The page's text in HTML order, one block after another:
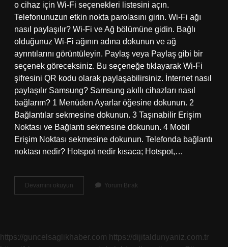
o cihaz için Wi-Fi seçenekleri listesini açın.
Telefonunuzun etkin nokta parolasını girin. Wi-Fi ağı
nasıl paylaşılır? Wi-Fi ve Ağ bölümüne gidin. Bağlı
olduğunuz Wi-Fi ağının adına dokunun ve ağ
ayrıntılarını görüntüleyin. Paylaş veya Paylaş gibi bir
seçenek göreceksiniz. Bu seçeneğe tıklayarak Wi-Fi
şifresini QR kodu olarak paylaşabilirsiniz. İnternet nasıl
paylaşılır Samsung? Samsung akıllı cihazları nasıl
bağlarım? 1 Menüden Ayarlar öğesine dokunun. 2
Bağlantılar sekmesine dokunun. 3 Taşınabilir Erişim
Noktası ve Bağlantı sekmesine dokunun. 4 Mobil
Erişim Noktası sekmesine dokunun. Telefonda bağlantı
noktası nedir? Hotspot nedir kısaca; Hotspot,…
Devamını okuyun
Ağ
Yorum Bırak
https://guncelsaglikhaber.com https://dijitaldunyaniz.com.tr